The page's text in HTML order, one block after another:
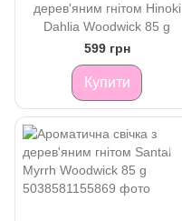
дерев'яним гнітом Hinoki
Dahlia Woodwick 85 g
599 грн
Купити